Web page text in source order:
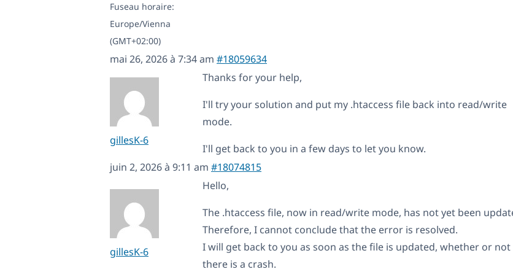
Fuseau horaire:
Europe/Vienna
(GMT+02:00)
mai 26, 2026 à 7:34 am #18059634
gillesK-6
Thanks for your help,
I'll try your solution and put my .htaccess file back into read/write
mode.
I'll get back to you in a few days to let you know.
juin 2, 2026 à 9:11 am #18074815
gillesK-6
Hello,
The .htaccess file, now in read/write mode, has not yet been
Therefore, I cannot conclude that the error is resolved.
I will get back to you as soon as the file is updated, whether or not
there is a crash.